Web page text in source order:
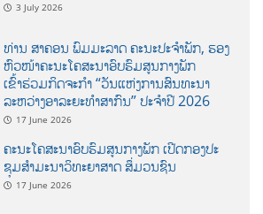
3 July 2026
ທ່ານ ສາຄອນ ພົມມະລາດ ຄະນະປະຈໍາພັກ, ຮອງ
ຫົວໜ້າຄະນະໂຄສະນາອົບຮົມສູນກາງພັກ
ເຂົ້າຮ່ວມກິດຈະກຳ “ວັນແຫ່ງການສົນທະນາ
ລະຫວ່າງອາລະຍະທຳສາກົນ” ປະຈຳປີ 2026
17 June 2026
ຄະນະໂຄສະນາອົບຮົມສູນກາງພັກ ເປີດກອງປະ
ຊຸມສຳມະນາວິທະຍາສາດ ສຶ່ມວນຊົນ
17 June 2026